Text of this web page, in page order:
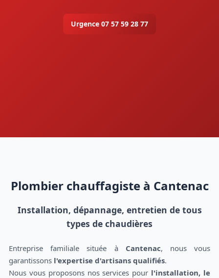
Urgence 07 57 59 28 77
Plombier chauffagiste à Cantenac
Installation, dépannage, entretien de tous
types de chaudières
Entreprise familiale située à Cantenac, nous vous
garantissons l'expertise d'artisans qualifiés.
Nous vous proposons nos services pour l'installation, le